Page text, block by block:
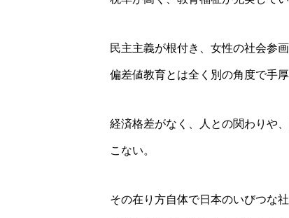
民主主義が根付き、女性の社会参
偏差値教育とは全く別の角度で手
経済格差がなく、人との関わりや
こない。
その在り方自体で日本のいびつな